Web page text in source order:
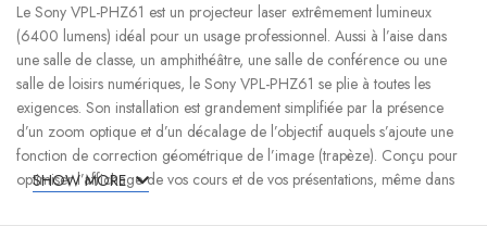
Le Sony VPL-PHZ61 est un projecteur laser extrêmement lumineux
(6400 lumens) idéal pour un usage professionnel. Aussi à l’aise dans
une salle de classe, un amphithéâtre, une salle de conférence ou une
salle de loisirs numériques, le Sony VPL-PHZ61 se plie à toutes les
exigences. Son installation est grandement simplifiée par la présence
d’un zoom optique et d’un décalage de l’objectif auquels s’ajoute une
fonction de correction géométrique de l’image (trapèze). Conçu pour
optimiser l’affichage de vos cours et de vos présentations, même dans
SHOW MORE